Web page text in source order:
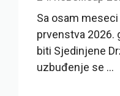
Sa osam
prvenstva 2026.
biti Sjedinjene
uzbuđenje se ...